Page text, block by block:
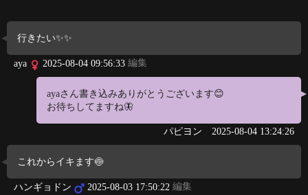
行きたい✨✨
aya 2025-08-04 09:56:33 編集
ayaさん書き込みありがとうございます😊
お待ちしてますね🦋
パピヨン 2025-08-04 13:24:26
これからイキます🍥
ハンギョドン 2025-08-03 17:50:22 編集